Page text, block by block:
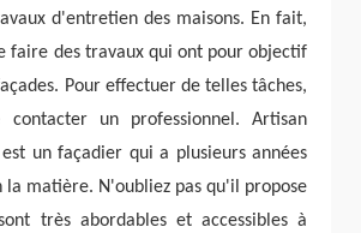
d'entretien des maisons. En fait,
faire des travaux qui ont pour objectif
Pour effectuer de telles tâches,
un professionnel. Artisan
un façadier qui a plusieurs années
la matière. N'oubliez pas qu'il propose
très abordables et accessibles à